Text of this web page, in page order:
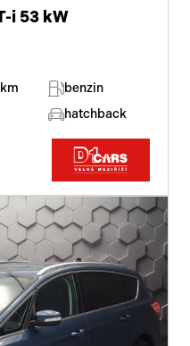
i 53 kW
benzin
hatchback